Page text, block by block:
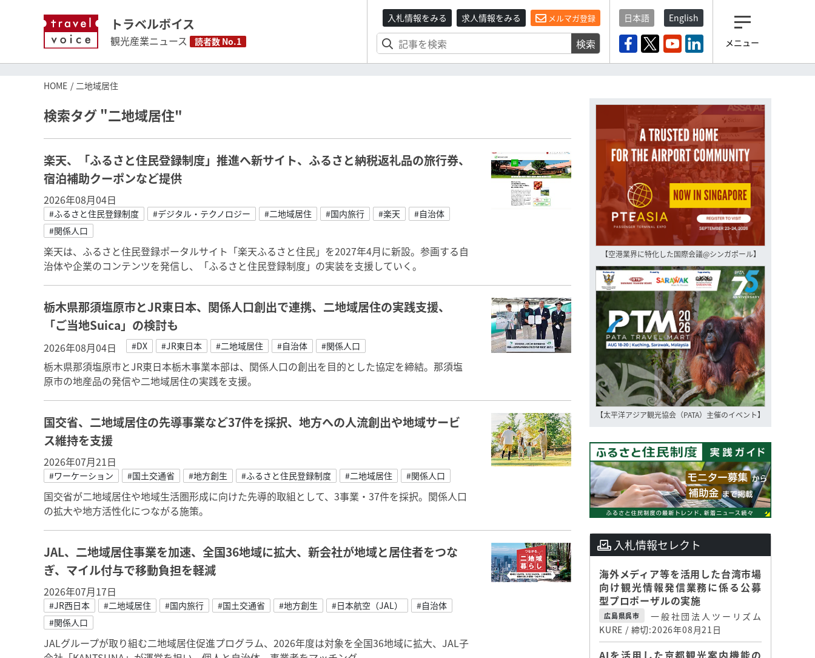
トラベルボイス
観光産業ニュース 読者数 No.1
入札情報をみる 求人情報をみる メルマガ登録
検索
日本語 English
メニュー
HOME 二地域居住
検索タグ "二地域居住"
楽天、「ふるさと住民登録制度」推進へ新サイト、ふるさと納税返礼品の旅行券、
宿泊補助クーポンなど提供
2026年08月04日
#ふるさと住民登録制度 #デジタル・テクノロジー #二地域居住 #国内旅行 #楽天
#自治体
#関係人口
楽天は、ふるさと住民登録ポータルサイト「楽天ふるさと住民」を2027年4月に新設。参画する自
治体や企業のコンテンツを発信し、「ふるさと住民登録制度」の実装を支援していく。
栃木県那須塩原市とJR東日本、関係人口創出で連携、二地域居住の実践支援、
「ご当地Suica」の検討も
2026年08月04日 #DX #JR東日本 #二地域居住 #自治体 #関係人口
栃木県那須塩原市とJR東日本栃木事業本部は、関係人口の創出を目的とした協定を締結。那須塩
原市の地産品の発信や二地域居住の実践を支援。
国交省、二地域居住の先導事業など37件を採択、地方への人流創出や地域サービ
ス維持を支援
2026年07月21日
#ワーケーション #国土交通省 #地方創生 #ふるさと住民登録制度 #二地域居住 #関係人口
国交省が二地域居住や地域生活圏形成に向けた先導的取組として、3事業・37件を採択。関係人口
の拡大や地方活性化につながる施策。
JAL、二地域居住事業を加速、全国36地域に拡大、新会社が地域と居住者をつな
ぎ、マイル付与で移動負担を軽減
2026年07月17日
#JR西日本 #二地域居住 #国内旅行 #国土交通省 #地方創生 #日本航空（JAL）
#自治体
#関係人口
JALグループが取り組む二地域居住促進プログラム、2026年度は対象を全国36地域に拡大、JAL子
【空港業界に特化した国際会議@シンガポール】
【太平洋アジア観光協会（PATA）主催のイベント】
入札情報セレクト
海外メディア等を活用した台湾市場
向け観光情報発信業務に係る公募
型プロポーザルの実施
広島県呉市
一般社団法人ツーリズム
KURE / 締切:2026年08月21日
観光産業ニュース「トラベ
登録済みですよね？
もし未だ登録していないなら…
いますぐ登録する